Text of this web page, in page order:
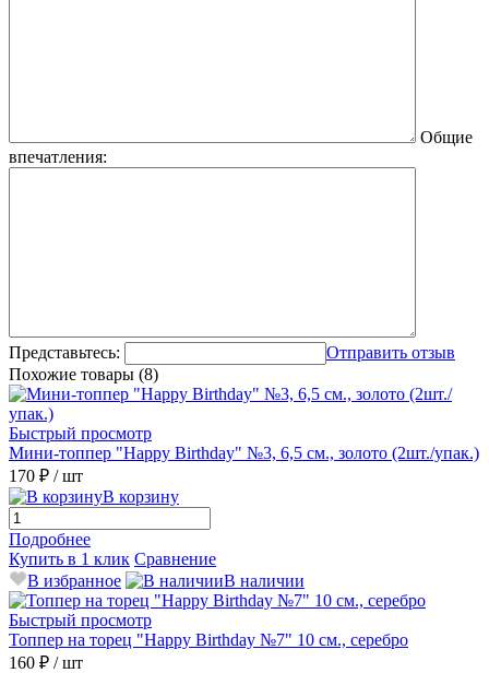
Общие
впечатления:
Представьтесь:
Отправить отзыв
Похожие товары (8)
Быстрый просмотр
Мини-топпер "Happy Birthday" №3, 6,5 см., золото (2шт./упак.)
170 ₽ / шт
В корзину
Подробнее
Купить в 1 клик Сравнение
В избранное
В наличии
Быстрый просмотр
Топпер на торец "Happy Birthday №7" 10 см., серебро
160 ₽ / шт